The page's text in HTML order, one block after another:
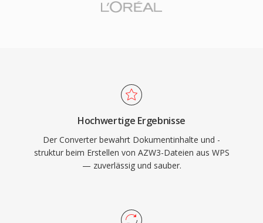
Hochwertige Ergebnisse
Der Converter bewahrt Dokumentinhalte und -
struktur beim Erstellen von AZW3-Dateien aus WPS
— zuverlässig und sauber.